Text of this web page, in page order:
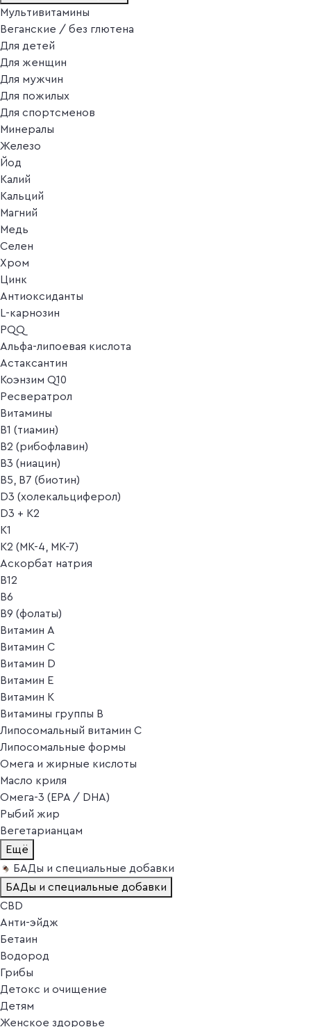
Мультивитамины
Веганские / без глютена
Для детей
Для женщин
Для мужчин
Для пожилых
Для спортсменов
Минералы
Железо
Йод
Калий
Кальций
Магний
Медь
Селен
Хром
Цинк
Антиоксиданты
L-карнозин
PQQ
Альфа-липоевая кислота
Астаксантин
Коэнзим Q10
Ресвератрол
Витамины
B1 (тиамин)
B2 (рибофлавин)
B3 (ниацин)
B5, B7 (биотин)
D3 (холекальциферол)
D3 + K2
K1
K2 (MK-4, MK-7)
Аскорбат натрия
В12
В6
В9 (фолаты)
Витамин A
Витамин C
Витамин D
Витамин E
Витамин K
Витамины группы B
Липосомальный витамин C
Липосомальные формы
Омега и жирные кислоты
Масло криля
Омега-3 (EPA / DHA)
Рыбий жир
Вегетарианцам
Ещё
БАДы и специальные добавки
БАДы и специальные добавки
CBD
Анти-эйдж
Бетаин
Водород
Грибы
Детокс и очищение
Детям
Женское здоровье